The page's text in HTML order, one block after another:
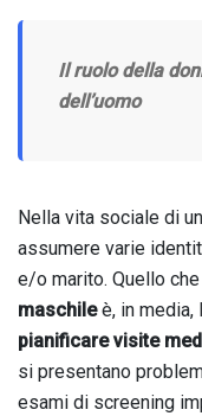
Il ruolo della
dell’uomo
Nella vita sociale di
assumere varie
e/o marito. Quello
maschileè, in media,
pianificare visite
si presentano
esami di screening